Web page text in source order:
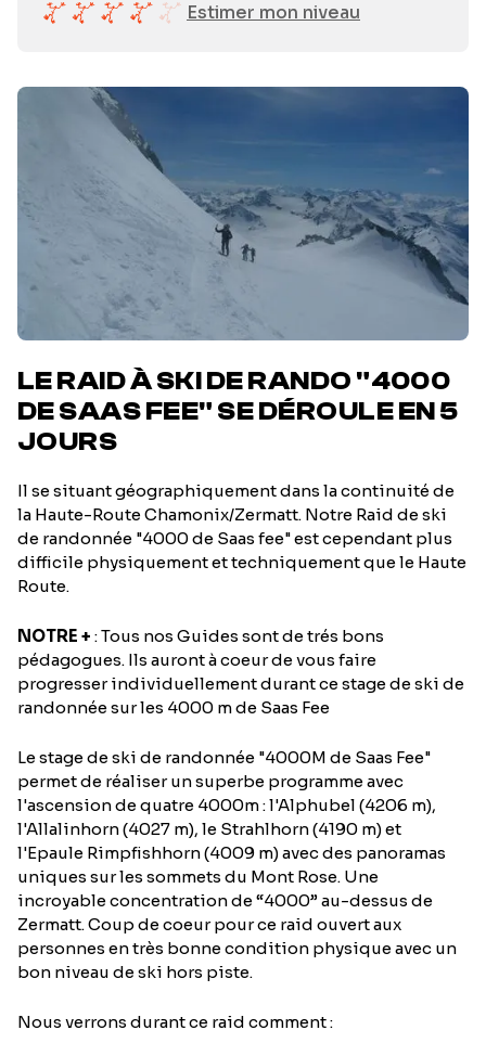
Estimer mon niveau
LE RAID À SKI DE RANDO "4000
DE SAAS FEE" SE DÉROULE EN 5
JOURS
Il se situant géographiquement dans la continuité de
la Haute-Route Chamonix/Zermatt. Notre Raid de ski
de randonnée "4000 de Saas fee" est cependant plus
difficile physiquement et techniquement que le Haute
Route.
NOTRE + : Tous nos Guides sont de trés bons
pédagogues. Ils auront à coeur de vous faire
progresser individuellement durant ce stage de ski de
randonnée sur les 4000 m de Saas Fee
Le stage de ski de randonnée "4000M de Saas Fee"
permet de réaliser un superbe programme avec
l'ascension de quatre 4000m : l'Alphubel (4206 m),
l'Allalinhorn (4027 m), le Strahlhorn (4190 m) et
l'Epaule Rimpfishhorn (4009 m) avec des panoramas
uniques sur les sommets du Mont Rose. Une
incroyable concentration de “4000” au-dessus de
Zermatt. Coup de coeur pour ce raid ouvert aux
personnes en très bonne condition physique avec un
bon niveau de ski hors piste.
Nous verrons durant ce raid comment :